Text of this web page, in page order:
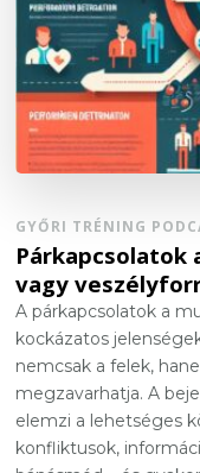
GYŐRI TRÉNING
Párkapcsolatok
vagy
A párkapcsolatok a
kockázatos
nemcsak a felek,
megzavarhatja. A
elemzi a lehetséges
konfliktusok,